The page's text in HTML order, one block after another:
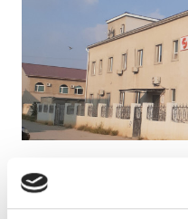
Пациенты с ВИЧ
Пациенты с
Пациенты с
Diaverum
Aktau, Kazakhstan
1,006.94 км от центра города